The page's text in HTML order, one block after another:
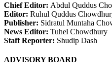
Chief Editor: Abdul Quddus
Editor: Ruhul Quddus
Publisher: Sidratul Muntaha
News Editor: Tuhel Chowdhury
Staff Reporter: Shudip Dash
ADVISORY BOARD